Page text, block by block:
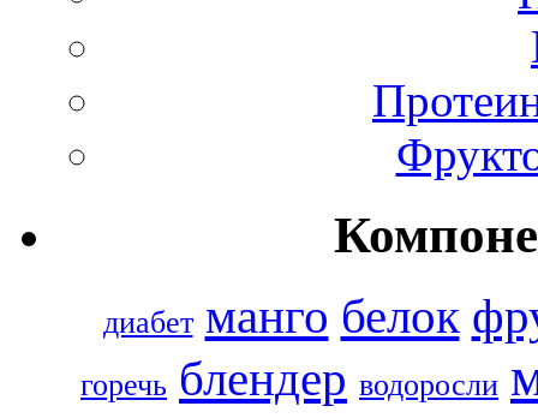
диабет манго белок
горечь блендер водоросли